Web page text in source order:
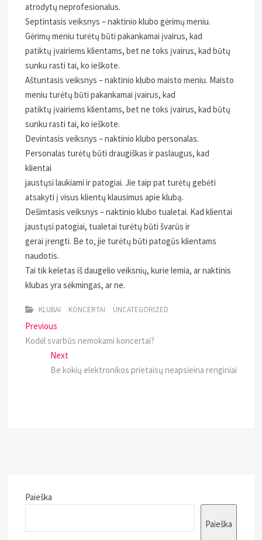
atrodytų neprofesionalus.
Septintasis veiksnys – naktinio klubo gėrimų meniu.
Gėrimų meniu turėtų būti pakankamai įvairus, kad
patiktų įvairiems klientams, bet ne toks įvairus, kad būtų
sunku rasti tai, ko ieškote.
Aštuntasis veiksnys – naktinio klubo maisto meniu. Maisto
meniu turėtų būti pakankamai įvairus, kad
patiktų įvairiems klientams, bet ne toks įvairus, kad būtų
sunku rasti tai, ko ieškote.
Devintasis veiksnys – naktinio klubo personalas.
Personalas turėtų būti draugiškas ir paslaugus, kad
klientai
jaustųsi laukiami ir patogiai. Jie taip pat turėtų gebėti
atsakyti į visus klientų klausimus apie klubą.
Dešimtasis veiksnys – naktinio klubo tualetai. Kad klientai
jaustųsi patogiai, tualetai turėtų būti švarūs ir
gerai įrengti. Be to, jie turėtų būti patogūs klientams
naudotis.
Tai tik keletas iš daugelio veiksnių, kurie lemia, ar naktinis
klubas yra sėkmingas, ar ne.
KLUBAI KONCERTAI UNCATEGORIZED
Navigacija
tarp
įrašų
Previous
post:
Kodėl svarbūs nemokami koncertai?
NextNext
post:
Be kokių elektronikos prietaisų neapsieina renginiai
Paieška
Paieška